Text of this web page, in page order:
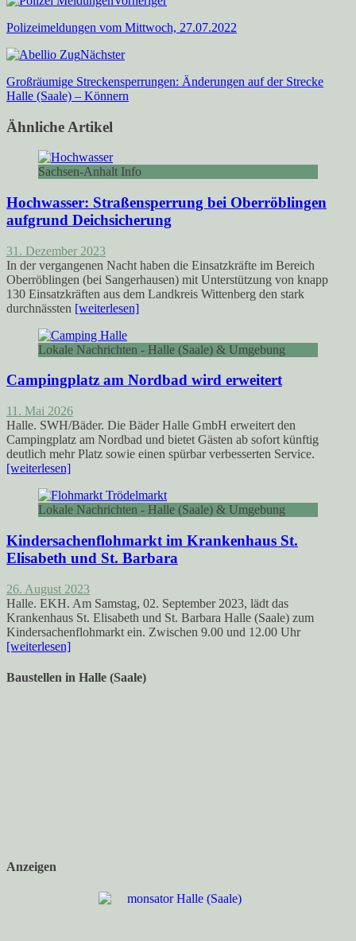
Polizeimeldungen vom Mittwoch, 27.07.2022
Nächster
Großräumige Streckensperrungen: Änderungen auf der Strecke
Halle (Saale) – Könnern
Ähnliche Artikel
Sachsen-Anhalt Info
Hochwasser: Straßensperrung bei Oberröblingen
aufgrund Deichsicherung
31. Dezember 2023
In der vergangenen Nacht haben die Einsatzkräfte im Bereich
Oberröblingen (bei Sangerhausen) mit Unterstützung von knapp
130 Einsatzkräften aus dem Landkreis Wittenberg den stark
durchnässten [weiterlesen]
Lokale Nachrichten - Halle (Saale) & Umgebung
Campingplatz am Nordbad wird erweitert
11. Mai 2026
Halle. SWH/Bäder. Die Bäder Halle GmbH erweitert den
Campingplatz am Nordbad und bietet Gästen ab sofort künftig
deutlich mehr Platz sowie einen spürbar verbesserten Service.
[weiterlesen]
Lokale Nachrichten - Halle (Saale) & Umgebung
Kindersachenflohmarkt im Krankenhaus St.
Elisabeth und St. Barbara
26. August 2023
Halle. EKH. Am Samstag, 02. September 2023, lädt das
Krankenhaus St. Elisabeth und St. Barbara Halle (Saale) zum
Kindersachenflohmarkt ein. Zwischen 9.00 und 12.00 Uhr
[weiterlesen]
Baustellen in Halle (Saale)
Anzeigen